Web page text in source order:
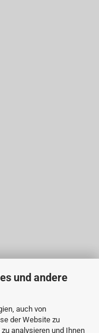
und andere
auch von
der Website zu
analysieren und Ihnen